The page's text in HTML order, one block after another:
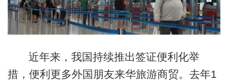
近年来，我国持续推出签证便利化举
措，便利更多外国朋友来华旅游商贸。去年1